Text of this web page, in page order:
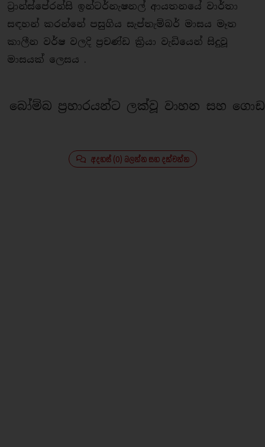
ට‍්‍රාන්ස්පේරන්සි ඉන්ටර්නැෂනල් ආයතනයේ වාර්තා
සඳහන් කරන්නේ පසුගිය සැප්තැම්බර් මාසය මෑත
කාලීන වර්ෂ වලදි ප‍්‍රචණ්ඩ කි‍්‍රයා වැඩියෙන් සිදුවූ
මාසයක් ලෙසය .
බෝම්බ ප‍්‍රහාරයන්ට ලක්වූ වාහන සහ
අදහස් (0) බලන්න සහ දක්වන්න